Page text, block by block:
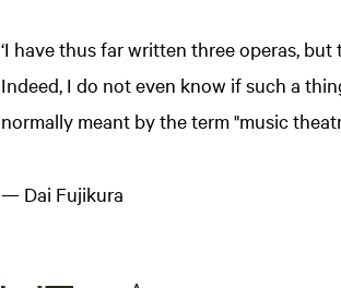
‘I have thus far written three operas,
Indeed, I do not even know if such a
normally meant by the term "music
— Dai Fujikura